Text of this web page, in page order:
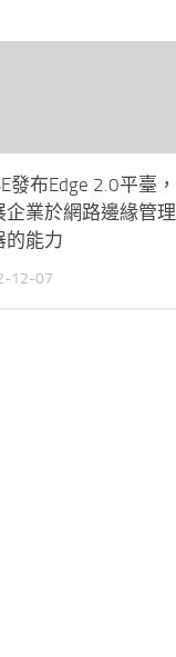
發布Edge 2.0平臺，
企業於網路邊緣管理
的能力
12-07